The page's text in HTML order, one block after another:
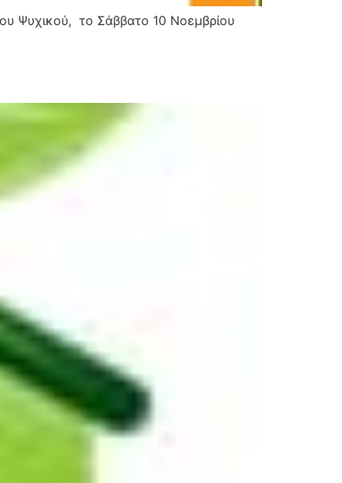
Ψυχικού, το Σάββατο 10 Νοεμβρίου